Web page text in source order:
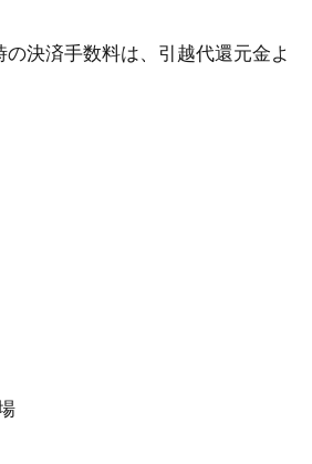
決済手数料は、引越代還元金よ